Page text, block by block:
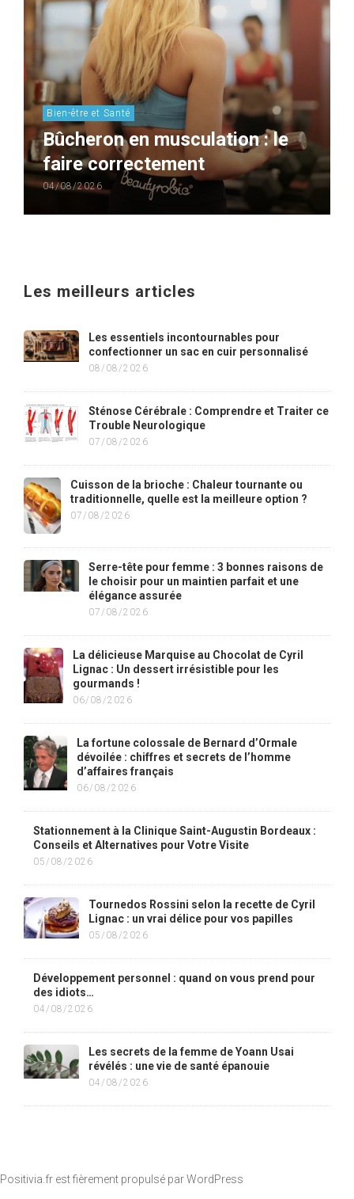
Bien-être et Santé
Bûcheron en musculation : le
faire correctement
04/08/2026
Les meilleurs articles
Les essentiels incontournables pour
confectionner un sac en cuir personnalisé
08/08/2026
Sténose Cérébrale : Comprendre et Traiter ce
Trouble Neurologique
07/08/2026
Cuisson de la brioche : Chaleur tournante ou
traditionnelle, quelle est la meilleure option ?
07/08/2026
Serre-tête pour femme : 3 bonnes raisons de
le choisir pour un maintien parfait et une
élégance assurée
07/08/2026
La délicieuse Marquise au Chocolat de Cyril
Lignac : Un dessert irrésistible pour les
gourmands !
06/08/2026
La fortune colossale de Bernard d’Ormale
dévoilée : chiffres et secrets de l’homme
d’affaires français
06/08/2026
Stationnement à la Clinique Saint-Augustin Bordeaux :
Conseils et Alternatives pour Votre Visite
05/08/2026
Tournedos Rossini selon la recette de Cyril
Lignac : un vrai délice pour vos papilles
05/08/2026
Développement personnel : quand on vous prend pour
des idiots…
04/08/2026
Les secrets de la femme de Yoann Usai
révélés : une vie de santé épanouie
04/08/2026
Positivia.fr est fièrement propulsé parWordPress